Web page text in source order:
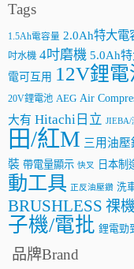
Tags
1.5Ah電容量 2.0Ah特大電
吋水機 4吋磨機 5.0Ah
電可互用 12V鋰電
20V鋰電池 AEG Air
大有 Hitachi日立 JIEBA/
田/紅M 三用油壓
裝 帶電量顯示 快叉 日本制
動工具 正反油壓鑽 洗
BRUSHLESS 祼
子機/電批 鋰電勁
品牌Brand